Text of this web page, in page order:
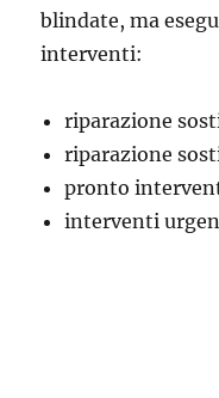
blindate, ma
interventi:
riparazione
riparazione
pronto
interventi